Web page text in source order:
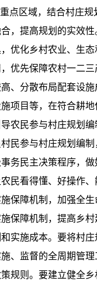
点区域，结合村庄
，提高规划的实效
优化乡村农业、生
优先保障农村一二
、分散布局配套设
项目等，在符合耕
农民参与村庄规划
民参与村庄规划编
务民主决策程序，
民看得懂、好操作
保障机制，加强全
保障机制，提高乡
实施成本。要将村
、监督的全周期管
规则。要建立健全